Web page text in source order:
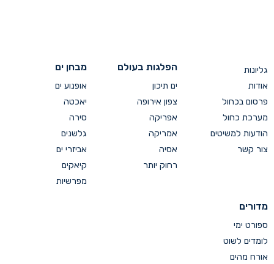
גליונות
אודות
פרסום בכחול
מערכת כחול
הודעות למשיטים
צור קשר
הפלגות בעולם
ים תיכון
צפון אירופה
אפריקה
אמריקה
אסיה
רחוק יותר
מבחן ים
אופנוע ים
יאכטה
סירה
גלשנים
אביזרי ים
קיאקים
מפרשיות
מדורים
ספורט ימי
לומדים לשוט
אורח מהים